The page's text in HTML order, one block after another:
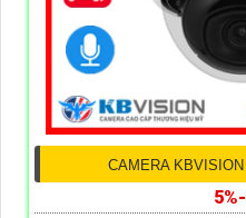
CAMERA